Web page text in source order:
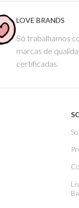
LOVE BRANDS
Só trabalhamos
marcas de
certificadas.